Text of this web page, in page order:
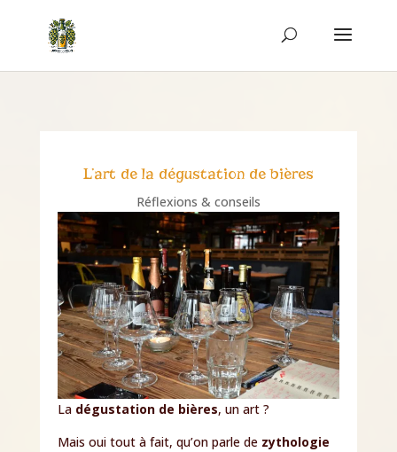
L’art de la dégustation de bières
Réflexions & conseils
La dégustation de bières, un art ?
Mais oui tout à fait, qu’on parle de zythologie